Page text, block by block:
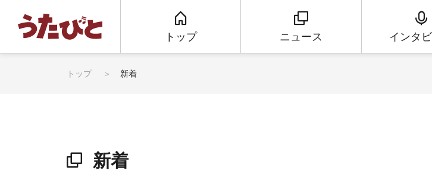
トップ ニュース インタ
トップ 新着
新着